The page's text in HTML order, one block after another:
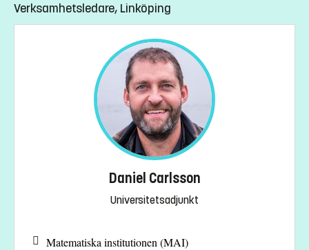
Verksamhetsledare, Linköping
Daniel Carlsson
Universitetsadjunkt
Matematiska institutionen (MAI)